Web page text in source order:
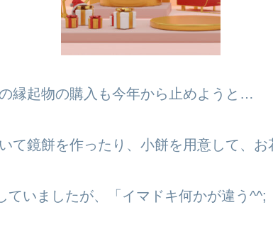
縁起物の購入も今年から止めようと…
て鏡餅を作ったり、小餅を用意して、
ていましたが、「イマドキ何かが違う